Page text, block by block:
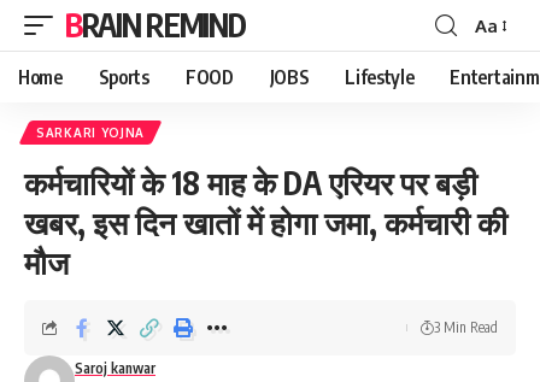
BRAIN REMIND
Font
Resizer
Aa
Home Sports FOOD JOBS Lifestyle
SARKARI YOJNA
कर्मचारियों के 18 माह के DA एरियर पर बड़ी
खबर, इस दिन खातों में होगा जमा, कर्मचारी की
मौज
Saroj kanwar
3 Min Read